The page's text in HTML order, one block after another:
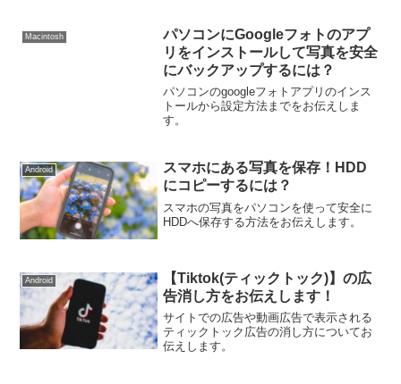
Macintosh
パソコンにGoogleフォトのアプ
リをインストールして写真を安全
にバックアップするには？
パソコンのgoogleフォトアプリのインス
トールから設定方法までをお伝えしま
す。
Android
スマホにある写真を保存！HDD
にコピーするには？
スマホの写真をパソコンを使って安全に
HDDへ保存する方法をお伝えします。
Android
【Tiktok(ティックトック)】の広
告消し方をお伝えします！
サイトでの広告や動画広告で表示される
ティックトック広告の消し方についてお
伝えします。